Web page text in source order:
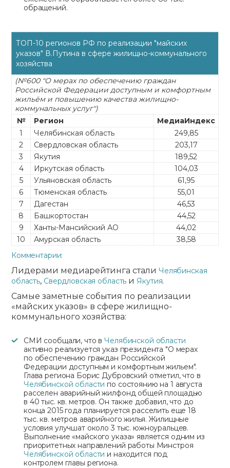
обращений.
ТОП-10 регионов РФ по реализации "майских
указов" В.Путина в сфере жилищно-коммунального
хозяйства
(№600 "О мерах по обеспечению граждан
Российской Федерации доступным и комфортным
жильём и повышению качества жилищно-
коммунальных услуг")
№
Регион
МедиаИндекс
1
Челябинская область
249,85
2
Свердловская область
203,17
3
Якутия
189,52
4
Иркутская область
104,03
5
Ульяновская область
61,95
6
Тюменская область
55,01
7
Дагестан
46,53
8
Башкортостан
44,52
9
Ханты-Мансийский АО
44,02
10
Амурская область
38,58
Комментарии:
Лидерами медиарейтинга стали Челябинская
область, Свердловская область и Якутия.
Самые заметные события по реализации
«майских указов» в сфере жилищно-
коммунального хозяйства:
СМИ сообщали, что в Челябинской области
активно реализуется указ президента "О мерах
по обеспечению граждан Российской
Федерации доступным и комфортным жильем".
Глава региона Борис Дубровский отметил, что в
Челябинской области по состоянию на 1 августа
расселен аварийный жилфонд общей площадью
в 40 тыс. кв. метров. Он также добавил, что до
конца 2015 года планируется расселить еще 18
тыс. кв. метров аварийного жилья. Жилищные
условия улучшат около 3 тыс. южноуральцев.
Выполнение «майского указа» является одним из
приоритетных направлений работы Минстроя
Челябинской области и находится под
контролем главы региона.